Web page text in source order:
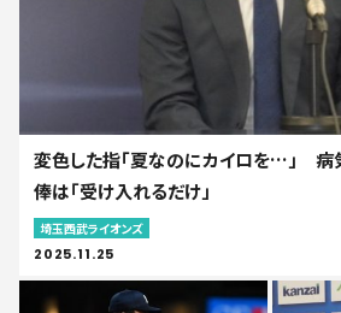
変色した指「夏なのにカイロを…」 病
俸は「受け入れるだけ」
埼玉西武ライオンズ
2025.11.25